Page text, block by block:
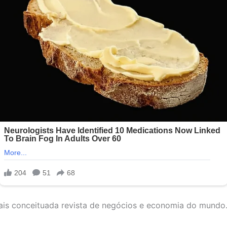
conceituada revista de negócios e economia do mundo.